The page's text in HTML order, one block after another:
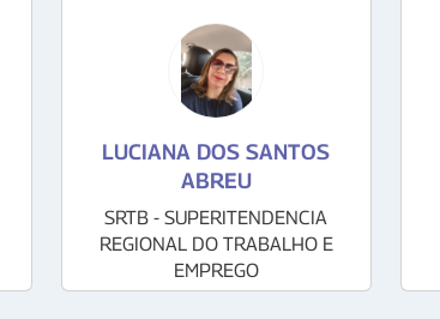
LUCIANA DOS SANTOS
ABREU
SRTB - SUPERITENDENCIA
REGIONAL DO TRABALHO E
EMPREGO